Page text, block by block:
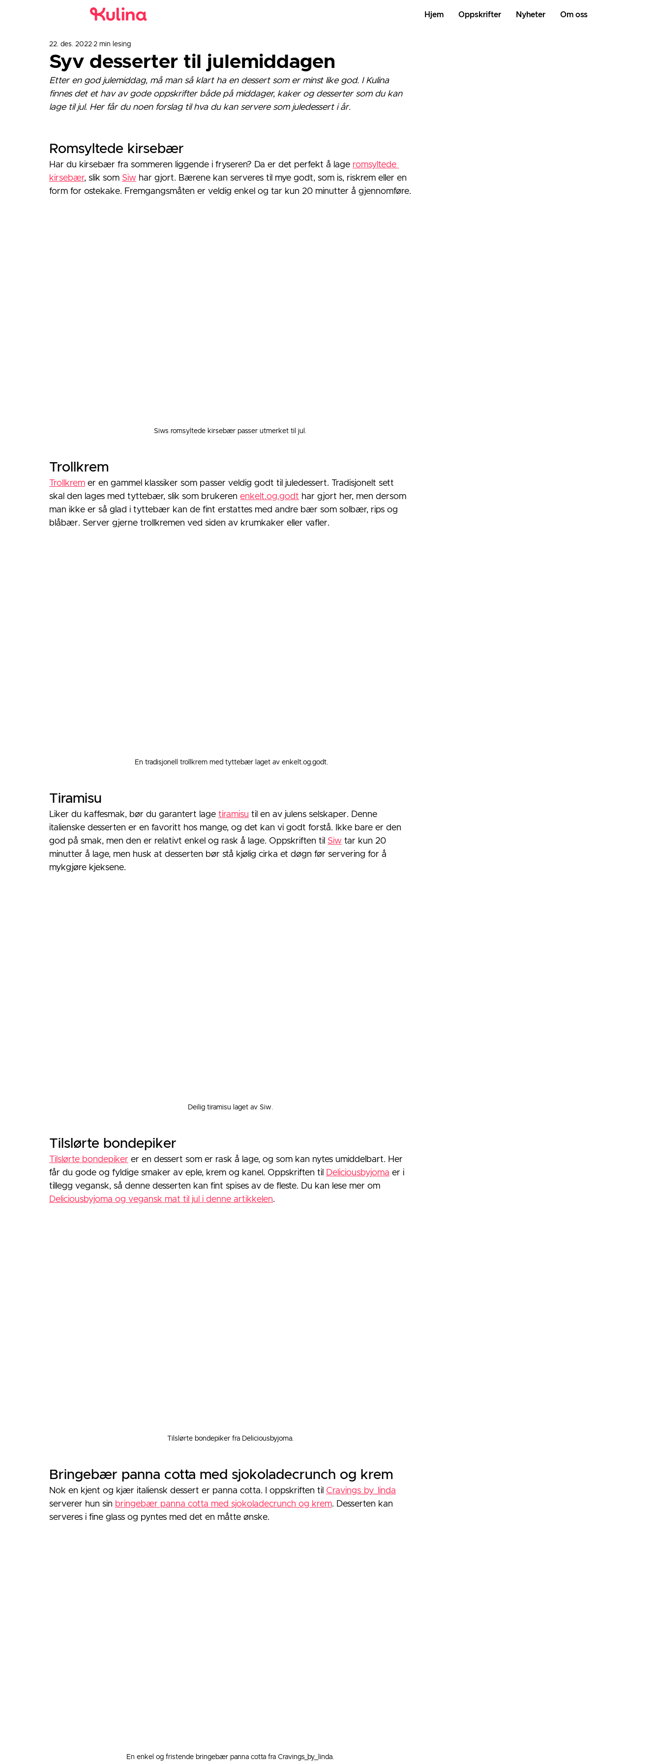
Hjem Oppskrifter Nyheter Om oss
Syv desserter til julemiddagen
22. des. 2022 2 min lesing
Etter en god julemiddag, må man så klart ha en dessert som er minst like god. I Kulina
finnes det et hav av gode oppskrifter både på middager, kaker og desserter som du kan
lage til jul. Her får du noen forslag til hva du kan servere som juledessert i år.
Romsyltede kirsebær
Har du kirsebær fra sommeren liggende i fryseren? Da er det perfekt å lage romsyltede
kirsebær, slik som Siw har gjort. Bærene kan serveres til mye godt, som is, riskrem eller en
form for ostekake. Fremgangsmåten er veldig enkel og tar kun 20 minutter å gjennomføre.
Siws romsyltede kirsebær passer utmerket til jul.
Trollkrem
Trollkrem er en gammel klassiker som passer veldig godt til juledessert. Tradisjonelt sett
skal den lages med tyttebær, slik som brukeren enkelt.og.godt har gjort her, men dersom
man ikke er så glad i tyttebær kan de fint erstattes med andre bær som solbær, rips og
blåbær. Server gjerne trollkremen ved siden av krumkaker eller vafler.
En tradisjonell trollkrem med tyttebær laget av enkelt.og.godt.
Tiramisu
Liker du kaffesmak, bør du garantert lage tiramisu til en av julens selskaper. Denne
italienske desserten er en favoritt hos mange, og det kan vi godt forstå. Ikke bare er den
god på smak, men den er relativt enkel og rask å lage. Oppskriften til Siw tar kun 20
minutter å lage, men husk at desserten bør stå kjølig cirka et døgn før servering for å
mykgjøre kjeksene.
Deilig tiramisu laget av Siw.
Tilslørte bondepiker
Tilslørte bondepiker er en dessert som er rask å lage, og som kan nytes umiddelbart. Her
får du gode og fyldige smaker av eple, krem og kanel. Oppskriften til Deliciousbyjoma er i
tillegg vegansk, så denne desserten kan fint spises av de fleste. Du kan lese mer om
Deliciousbyjoma og vegansk mat til jul i denne artikkelen.
Tilslørte bondepiker fra Deliciousbyjoma.
Bringebær panna cotta med sjokoladecrunch og krem
Nok en kjent og kjær italiensk dessert er panna cotta. I oppskriften til Cravings_by_linda
serverer hun sin bringebær panna cotta med sjokoladecrunch og krem. Desserten kan
serveres i fine glass og pyntes med det en måtte ønske.
En enkel og fristende bringebær panna cotta fra Cravings_by_linda.